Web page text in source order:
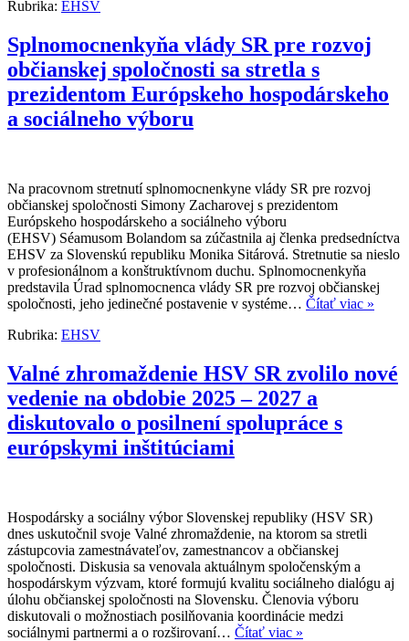
Rubrika: EHSV
Splnomocnenkyňa vlády SR pre rozvoj
občianskej spoločnosti sa stretla s
prezidentom Európskeho hospodárskeho
a sociálneho výboru
Na pracovnom stretnutí splnomocnenkyne vlády SR pre rozvoj
občianskej spoločnosti Simony Zacharovej s prezidentom
Európskeho hospodárskeho a sociálneho výboru
(EHSV) Séamusom Bolandom sa zúčastnila aj členka predsedníctva
EHSV za Slovenskú republiku Monika Sitárová. Stretnutie sa nieslo
v profesionálnom a konštruktívnom duchu. Splnomocnenkyňa
predstavila Úrad splnomocnenca vlády SR pre rozvoj občianskej
spoločnosti, jeho jedinečné postavenie v systéme… Čítať viac »
Rubrika: EHSV
Valné zhromaždenie HSV SR zvolilo nové
vedenie na obdobie 2025 – 2027 a
diskutovalo o posilnení spolupráce s
európskymi inštitúciami
Hospodársky a sociálny výbor Slovenskej republiky (HSV SR)
dnes uskutočnil svoje Valné zhromaždenie, na ktorom sa stretli
zástupcovia zamestnávateľov, zamestnancov a občianskej
spoločnosti. Diskusia sa venovala aktuálnym spoločenským a
hospodárskym výzvam, ktoré formujú kvalitu sociálneho dialógu aj
úlohu občianskej spoločnosti na Slovensku. Členovia výboru
diskutovali o možnostiach posilňovania koordinácie medzi
sociálnymi partnermi a o rozširovaní… Čítať viac »